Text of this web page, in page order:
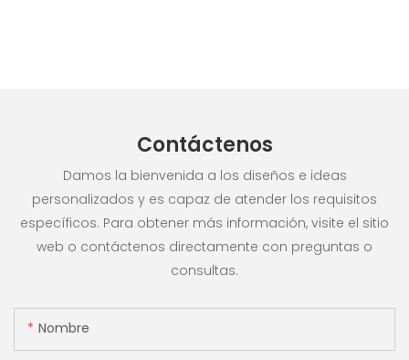
Contáctenos
Damos la bienvenida a los diseños e ideas
personalizados y es capaz de atender los requisitos
específicos. Para obtener más información, visite el sitio
web o contáctenos directamente con preguntas o
consultas.
Nombre